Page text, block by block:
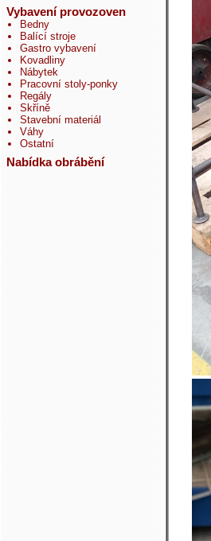
Vybavení provozoven
Bedny
Balící stroje
Gastro vybavení
Kovadliny
Nábytek
Pracovní stoly-ponky
Regály
Skříně
Stavební materiál
Váhy
Ostatní
Nabídka obrábění